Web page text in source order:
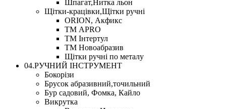
Шпагат,Нитка льон
Щітки-крацівки,Щітки ручні
ORION, Акфикс
ТМ APRO
ТМ Інтертул
ТМ Новоабразив
Щітки ручні по металу
04.РУЧНИЙ ІНСТРУМЕНТ
Бокорізи
Брусок абразивний,точильний
Бур садовий, Фомка, Кайло
Викрутка